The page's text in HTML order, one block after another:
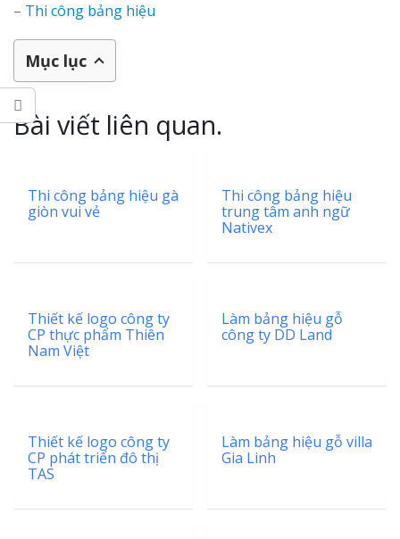
– Thi công bảng hiệu
Mục lục
Bài viết liên quan.
Thi công bảng hiệu gà
giòn vui vẻ
Thi công bảng hiệu
trung tâm anh ngữ
Nativex
Thiết kế logo công ty
CP thực phẩm Thiên
Nam Việt
Làm bảng hiệu gỗ
công ty DD Land
Thiết kế logo công ty
CP phát triển đô thị
TAS
Làm bảng hiệu gỗ villa
Gia Linh